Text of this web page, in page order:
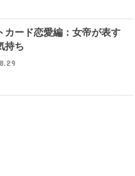
カード恋愛編：女帝が表す
持ち